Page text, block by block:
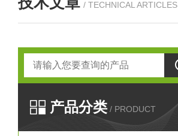
/ TECHNICAL ARTICLES
产品分类 / PRODUCT